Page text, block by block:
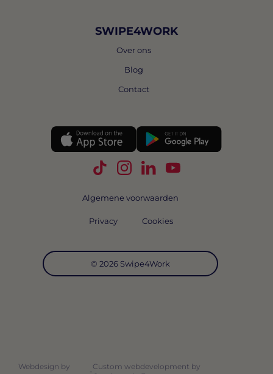
SWIPE4WORK
Over ons
Blog
Contact
Volg Swipe4Work op TikTok
Volg Swipe4Work op
Volg Swipe4Work op
Volg Swipe4Work
© 2026 Swipe4Work
Algemene voorwaarden
Privacy Cookies
Webdesign by
-
Custom webdevelopment by